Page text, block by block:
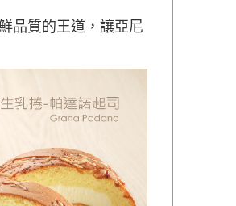
品質的王道，讓亞尼